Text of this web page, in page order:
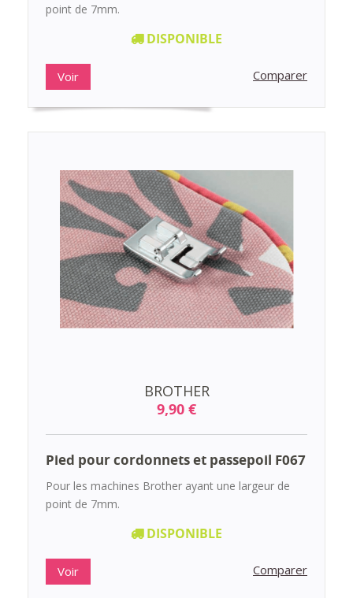
point de 7mm.
DISPONIBLE
Voir Comparer
BROTHER
9,90 €
Pied pour cordonnets et passepoil F067
Pour les machines Brother ayant une largeur de
point de 7mm.
DISPONIBLE
Voir Comparer